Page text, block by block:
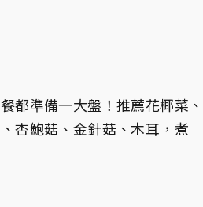
都準備一大盤！推薦花椰菜、
杏鮑菇、金針菇、木耳，煮